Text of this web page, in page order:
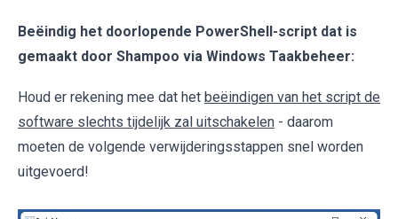
Beëindig het doorlopende PowerShell-script dat is
gemaakt door Shampoo via Windows Taakbeheer:
Houd er rekening mee dat het beëindigen van het script de
software slechts tijdelijk zal uitschakelen - daarom
moeten de volgende verwijderingsstappen snel worden
uitgevoerd!